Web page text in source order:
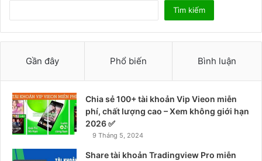
Tìm kiếm
Gần đây Phổ biến Bình luận
Chia sẻ 100+ tài khoản Vip Vieon miễn
phí, chất lượng cao – Xem không giới hạn
2026 ✅
9 Tháng 5, 2024
Share tài khoản Tradingview Pro miễn